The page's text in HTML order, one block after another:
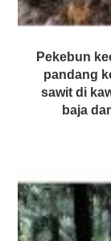
Pekebun
pandang
sawit di
baja